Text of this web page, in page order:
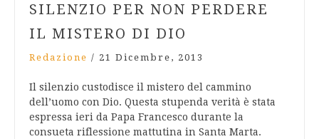
SILENZIO PER NON PERDERE
IL MISTERO DI DIO
Redazione / 21 Dicembre, 2013
Il silenzio custodisce il mistero del cammino
dell’uomo con Dio. Questa stupenda verità è stata
espressa ieri da Papa Francesco durante la
consueta riflessione mattutina in Santa Marta.